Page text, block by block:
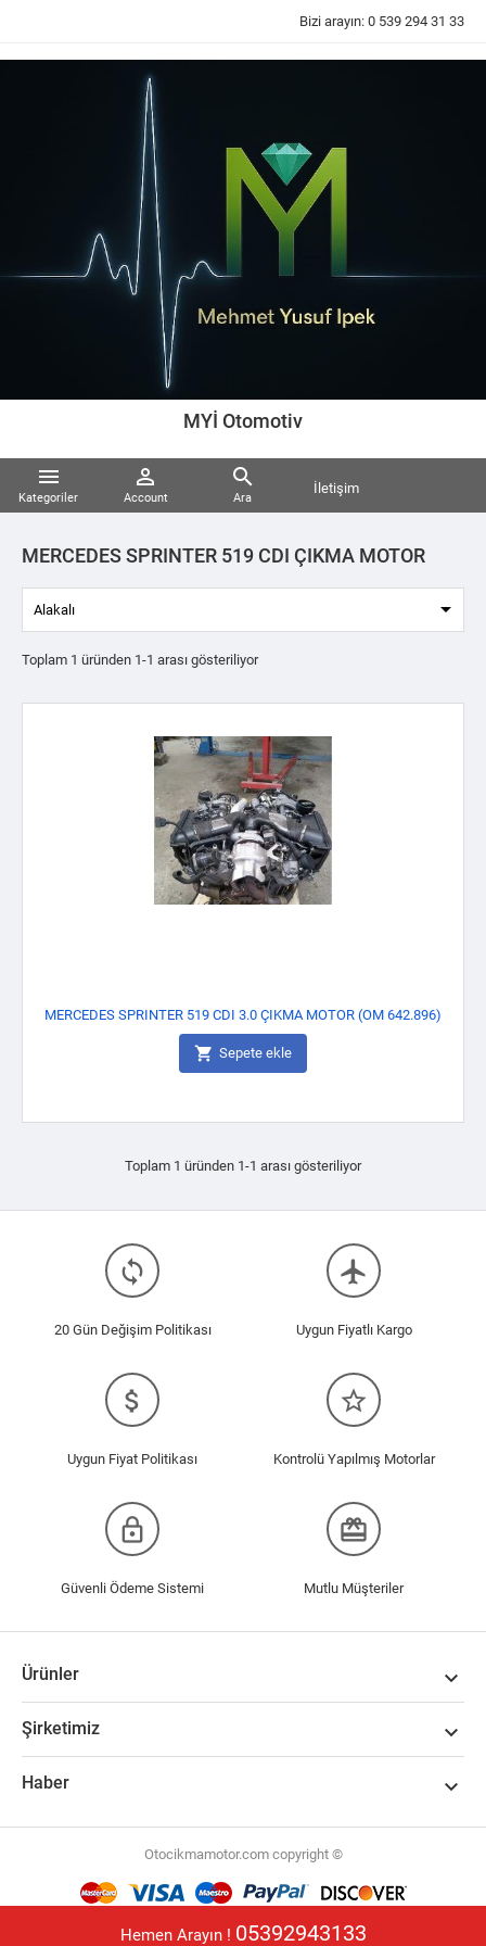
Hemen Arayın ! 05392943133
Bizi arayın: 0 539 294 31 33
MYİ Otomotiv

Kategoriler

Account

Ara
İletişim
MERCEDES SPRINTER 519 CDI ÇIKMA MOTOR
Alakalı 
Toplam 1 üründen 1-1 arası gösteriliyor
MERCEDES SPRINTER 519 CDI 3.0 ÇIKMA MOTOR (OM 642.896)
 Sepete ekle
Toplam 1 üründen 1-1 arası gösteriliyor
loop
20 Gün Değişim Politikası
flight
Uygun Fiyatlı Kargo
attach_money
Uygun Fiyat Politikası
star_border
Kontrolü Yapılmış Motorlar
lock_outline
Güvenli Ödeme Sistemi
redeem
Mutlu Müşteriler
Ürünler 
Şirketimiz 
Haber 
Otocikmamotor.com copyright ©